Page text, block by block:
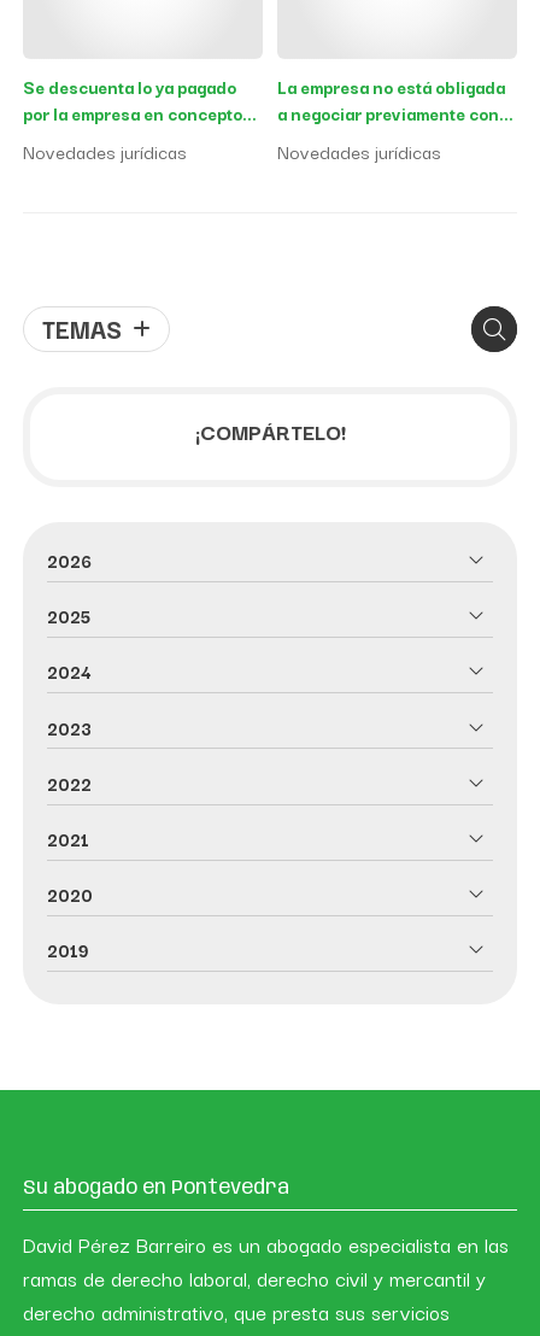
TEMAS
Se descuenta lo ya pagado
por la empresa en concepto
importe del que responde el
Novedades jurídicas
La empresa no está obligada
a negociar previamente con
trabajadores el acuerdo tipo
Novedades jurídicas
¡COMPÁRTELO!
2026
2025
2024
2023
2022
2021
2020
2019
Su abogado en Pontevedra
David Pérez Barreiro es un abogado especialista en las
ramas de derecho laboral, derecho civil y mercantil y
derecho administrativo, que presta sus servicios